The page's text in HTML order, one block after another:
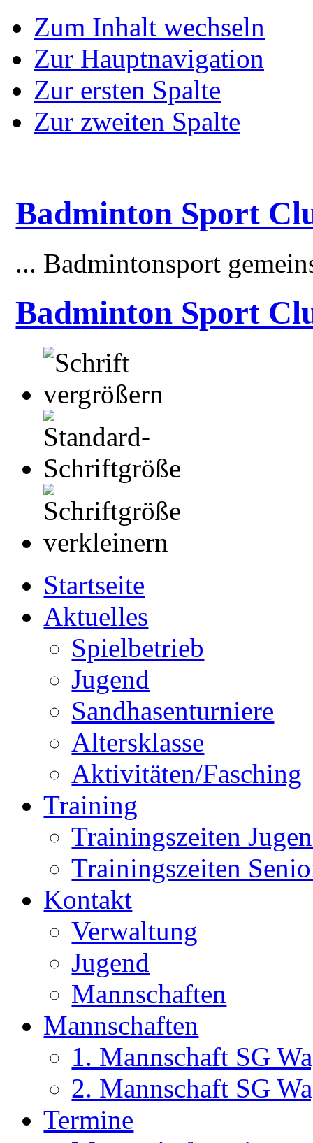
Zum Inhalt wechseln
Zur Hauptnavigation
Zur ersten Spalte
Zur zweiten Spalte
Badminton Sport
... Badmintonsport
Badminton Sport
Startseite
Aktuelles
Spielbetrieb
Jugend
Sandhasenturniere
Altersklasse
Aktivitäten/Fasching
Training
Trainingszeiten
Trainingszeiten
Kontakt
Verwaltung
Jugend
Mannschaften
Mannschaften
1. Mannschaft SG
2. Mannschaft SG
Termine